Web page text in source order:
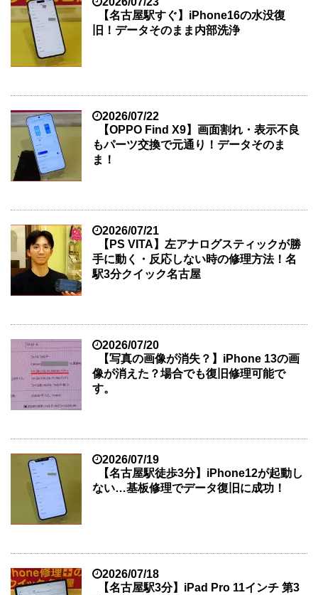
【名古屋駅すぐ】iPhone16の水没復
旧！データそのまま内部洗浄
2026/07/22
【OPPO Find X9】画面割れ・表示不良
もパーツ交換で元通り！データそのま
ま！
2026/07/21
【PS VITA】左アナログスティックが勝
手に動く・反応しない時の修理方法！名
駅3分クイック名古屋
2026/07/20
【写真の画像が消失？】iPhone 13の画
像が消えた？場合でも復旧修理可能で
す。
2026/07/19
【名古屋駅徒歩3分】iPhone12が起動し
ない…基板修理でデータ復旧に成功！
2026/07/18
【名古屋駅3分】iPad Pro 11インチ 第3